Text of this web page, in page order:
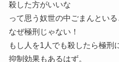
殺した方がいいな
って思う奴世の中ごまんといる
なぜ極刑じゃない！
もし人を1人でも殺したら極刑
抑制効果もあるはず。